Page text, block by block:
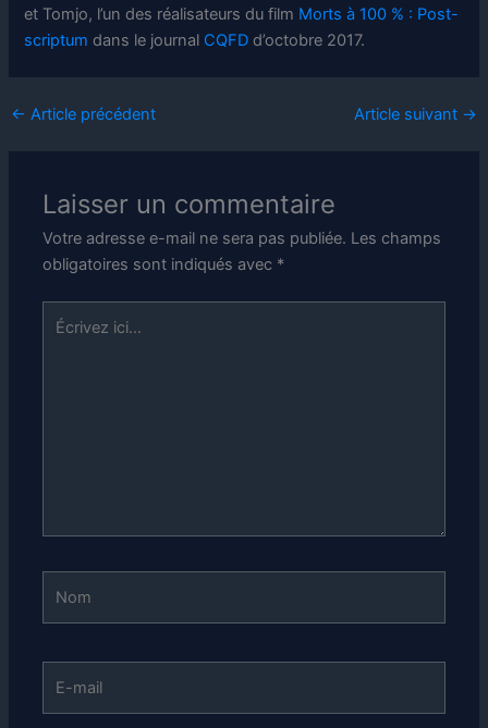
et Tomjo, l’un des réalisateurs du film Morts à 100 % : Post-
scriptum dans le journal CQFD d’octobre 2017.
← Article précédent Article suivant →
Laisser un commentaire
Votre adresse e-mail ne sera pas publiée. Les champs
obligatoires sont indiqués avec *
Écrivez
ici…
mail